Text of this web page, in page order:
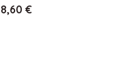
Hinta
8,60 €